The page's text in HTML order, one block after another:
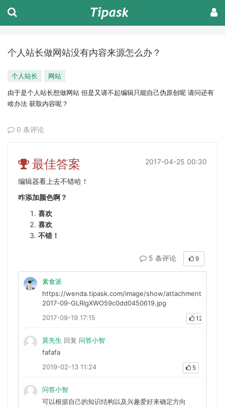
个人站长做网站没有内容来源怎么办？
个人站长 网站
由于是个人站长想做网站 但是又请不起编辑只能自己伪原创呢 请问还有
啥办法 获取内容呢？
0 条评论
最佳答案 2017-04-25 00:30
编辑器看上去不错哈！
咋添加颜色啊？
喜欢
喜欢
不错！
5 条评论 9
素食派
https://wenda.tipask.com/image/show/attachments-
2017-09-GLRlgXWO59c0dd0450619.jpg
2017-09-19 17:15
12
莫先生 回复 问答小智
fafafa
2019-02-13 11:24
5
问答小智
可以根据自己的知识结构以及兴趣爱好来确定方向